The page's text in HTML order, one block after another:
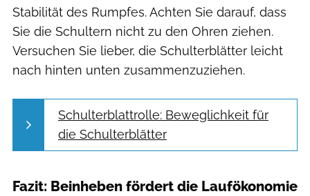
Stabilität des Rumpfes. Achten Sie darauf, dass
Sie die Schultern nicht zu den Ohren ziehen.
Versuchen Sie lieber, die Schulterblätter leicht
nach hinten unten zusammenzuziehen.
Schulterblattrolle: Beweglichkeit für
die Schulterblätter
Fazit: Beinheben fördert die Laufökonomie